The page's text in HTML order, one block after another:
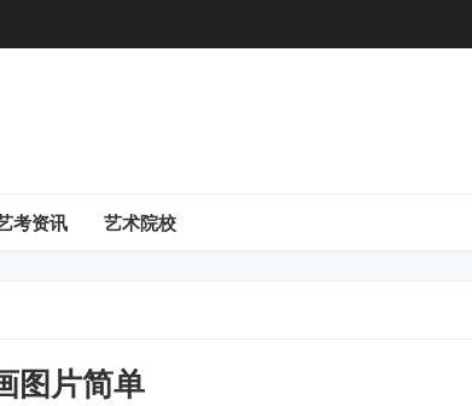
考资讯 艺术院校
图片简单